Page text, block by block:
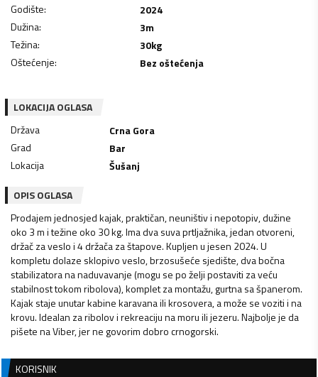
Godište:
2024
Dužina: 3m
Težina: 30kg
Oštećenje: Bez oštećenja
LOKACIJA OGLASA
Država
Crna Gora
Grad
Bar
Lokacija
Šušanj
OPIS OGLASA
Prodajem jednosjed kajak, praktičan, neuništiv i nepotopiv, dužine
oko 3 m i težine oko 30 kg. Ima dva suva prtljažnika, jedan otvoreni,
držač za veslo i 4 držača za štapove. Kupljen u jesen 2024. U
kompletu dolaze sklopivo veslo, brzosušeće sjedište, dva bočna
stabilizatora na naduvavanje (mogu se po želji postaviti za veću
stabilnost tokom ribolova), komplet za montažu, gurtna sa španerom.
Kajak staje unutar kabine karavana ili krosovera, a može se voziti i na
krovu. Idealan za ribolov i rekreaciju na moru ili jezeru. Najbolje je da
pišete na Viber, jer ne govorim dobro crnogorski.
KORISNIK